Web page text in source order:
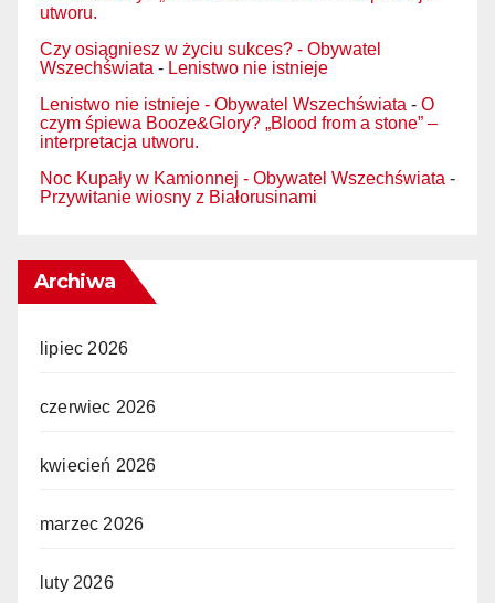
utworu.
Czy osiągniesz w życiu sukces? - Obywatel
Wszechświata - Lenistwo nie istnieje
Lenistwo nie istnieje - Obywatel Wszechświata - O
czym śpiewa Booze&Glory? „Blood from a stone” –
interpretacja utworu.
Noc Kupały w Kamionnej - Obywatel Wszechświata -
Przywitanie wiosny z Białorusinami
Archiwa
lipiec 2026
czerwiec 2026
kwiecień 2026
marzec 2026
luty 2026